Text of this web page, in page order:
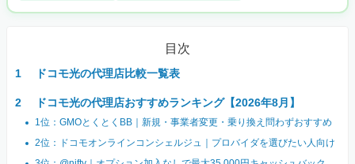
目次
ドコモ光の代理店比較一覧表
ドコモ光の代理店おすすめランキング【2026年8月】
1位：GMOとくとくBB｜新規・事業者変更・乗り換え問わずおすすめ
2位：ドコモオンラインコンシェルジュ｜プロバイダを選びたい人向け